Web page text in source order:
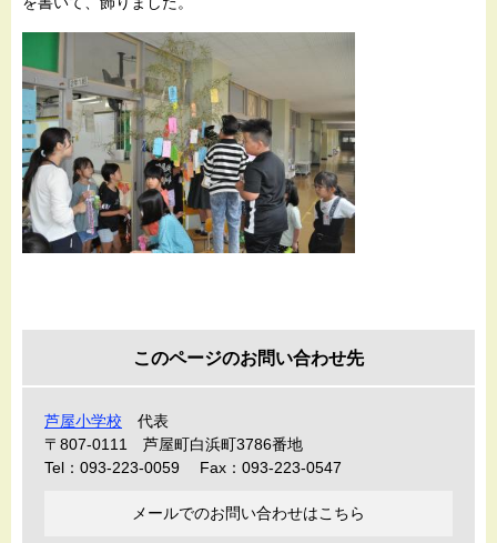
このページのお問い合わせ先
芦屋小学校
代表
〒807-0111
芦屋町白浜町3786番地
Tel：093-223-0059
Fax：093-223-0547
メールでのお問い合わせはこちら